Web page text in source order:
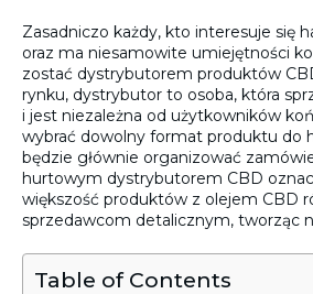
Zasadniczo każdy, kto interesuje się
oraz ma niesamowite umiejętności
zostać dystrybutorem produktów
rynku, dystrybutor to osoba, która
i jest niezależna od użytkowników
wybrać dowolny format produktu do
będzie głównie organizować
hurtowym dystrybutorem CBD
większość produktów z olejem CBD
sprzedawcom detalicznym, tworząc
Table of Contents